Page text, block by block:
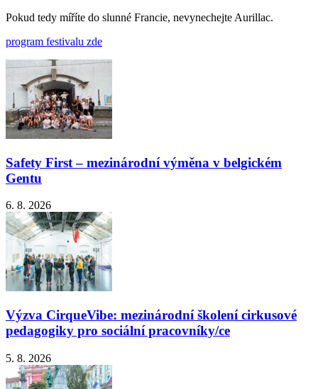
Pokud tedy míříte do slunné Francie, nevynechejte Aurillac.
program festivalu zde
Safety First – mezinárodní výměna v belgickém
Gentu
6. 8. 2026
Výzva CirqueVibe: mezinárodní školení cirkusové
pedagogiky pro sociální pracovníky/ce
5. 8. 2026